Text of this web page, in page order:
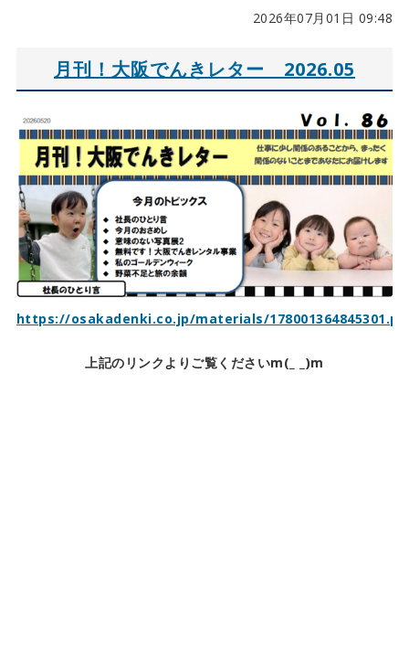
2026年07月01日 09:48
月刊！大阪でんきレター 2026.05
https://osakadenki.co.jp/materials/
上記のリンクよりご覧くださいm(_ _)m